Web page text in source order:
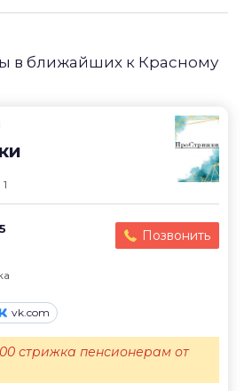
в ближайших к Красному
Позвонить
vk.com
стрижка пенсионерам от